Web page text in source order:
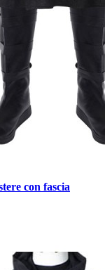
con fascia